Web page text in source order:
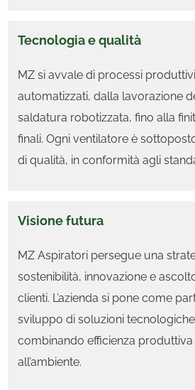
Tecnologia e qualità
MZ si avvale di processi
automatizzati, dalla lavorazione
saldatura robotizzata, fino alla
finali. Ogni ventilatore è
di qualità, in conformità agli
Visione futura
MZ Aspiratori persegue una
sostenibilità, innovazione e
clienti. L’azienda si pone come
sviluppo di soluzioni
combinando efficienza produttiva
all’ambiente.